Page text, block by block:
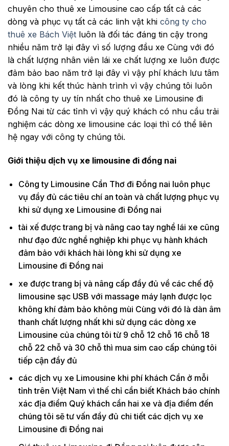
chuyên cho thuê xe Limousine cao cấp tất cả các
dòng và phục vụ tất cả các linh vật khi công ty cho
thuê xe Bách Việt luôn là đối tác đáng tin cậy trong
nhiều năm trở lại đây vì số lượng đầu xe Cùng với đó
là chất lượng nhân viên lái xe chất lượng xe luôn được
đảm bảo bao năm trở lại đây vì vậy phí khách lưu tâm
và lòng khi kết thúc hành trình vì vậy chúng tôi luôn
đó là công ty uy tín nhất cho thuê xe Limousine đi
Đồng Nai từ các tỉnh vì vậy quý khách có nhu cầu trải
nghiệm các dòng xe limousine các loại thì có thể liên
hệ ngay với công ty chúng tôi.
Giới thiệu dịch vụ xe limousine đi đồng nai
Công ty Limousine Cần Thơ đi Đồng nai luôn phục
vụ đầy đủ các tiêu chí an toàn và chất lượng phục vụ
khi sử dụng xe Limousine đi Đồng nai
tài xế được trang bị và nâng cao tay nghề lái xe cũng
như đạo đức nghề nghiệp khi phục vụ hành khách
đảm bảo với khách hài lòng khi sử dụng xe
Limousine đi Đồng nai
xe được trang bị và nâng cấp đầy đủ về các chế độ
limousine sạc USB với massage máy lạnh được lọc
không khí đảm bảo không mùi Cùng với đó là dàn âm
thanh chất lượng nhất khi sử dụng các dòng xe
Limousine của chúng tôi từ 9 chỗ 12 chỗ 16 chỗ 18
chỗ 22 chỗ và 30 chỗ thì mua sim cao cấp chúng tôi
tiếp cận đầy đủ
các dịch vụ xe Limousine khi phí khách Cần ở mỗi
tỉnh trên Việt Nam vì thế chỉ cần biết Khách báo chính
xác địa điểm Quý khách cần hai xe và địa điểm đến
chúng tôi sẽ tư vấn đầy đủ chi tiết các dịch vụ xe
Limousine đi Đồng nai